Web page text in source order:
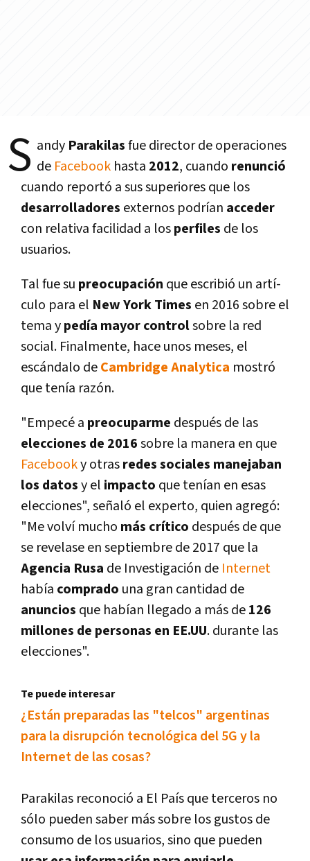
S andy Parakilasfue director de operaciones
de Facebook hasta 2012, cuando renunció
cuando reportó a sus superiores que los
desarrolladores externos podrí­an acceder
con relativa facilidad a losperfiles de los
usuarios.
Tal fue su preocupación que escribió un artí­
culo para el New York Times en 2016 sobre el
tema ypedí­a mayor controlsobre la red
social. Finalmente, hace unos meses, el
escándalo deCambridge Analytica mostró
que tení­a razón.
"Empecé a preocuparme después de las
elecciones de 2016sobre la manera en que
Facebooky otrasredes sociales manejaban
los datosy el impacto que tení­an en esas
elecciones", señaló el experto, quien agregó:
"Me volví­ mucho más crí­tico después de que
se revelase en septiembre de 2017 que la
Agencia Rusa de Investigación de Internet
habí­a comprado una gran cantidad de
anuncios que habí­an llegado a más de126
millones de personas en EE.UU. durante las
elecciones".
Te puede interesar
¿Están preparadas las "telcos" argentinas
para la disrupción tecnológica del 5G y la
Internet de las cosas?
Parakilas reconoció a El Paí­s que terceros no
sólo pueden saber más sobre los gustos de
consumo de los usuarios, sino que pueden